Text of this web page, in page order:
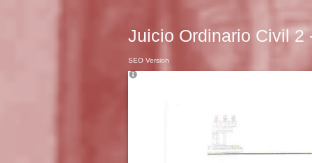
Juicio Ordinario Civil 2
SEO Version